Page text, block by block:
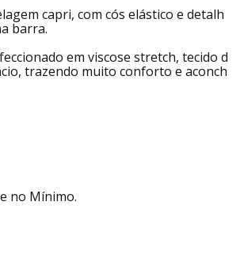
capri, com cós elástico e detalh
barra.
em viscose stretch, tecido d
trazendo muito conforto e aconch
no Mínimo.